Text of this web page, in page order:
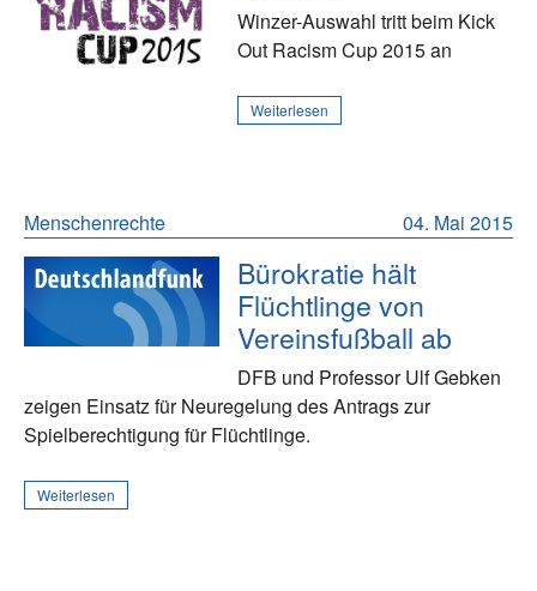
Winzer-Auswahl tritt beim Kick
Out Racism Cup 2015 an
Weiterlesen
04. Mai 2015
Menschenrechte
Bürokratie hält
Flüchtlinge von
Vereinsfußball ab
DFB und Professor Ulf Gebken
zeigen Einsatz für Neuregelung des Antrags zur
Spielberechtigung für Flüchtlinge.
Weiterlesen